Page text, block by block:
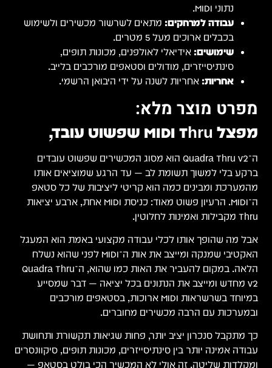
נתוני MIDI.
עבודה למרחקים: מתאים לשרשור מכשירים ולשימוש
בכבלים ארוכים מעל 5 מטרים.
שימושים: אידיאלי לאולפנים, מכונות תופים,
סינתיסייזרים, מודולים וסטאפים מורכבים בלייב.
אחריות: אחריות לשנה על ידי היבואן הרשמי.
מפרט מוצר מלא:
מפצל MIDI Thru שפשוט עובד,
ה־Quadra Thru v2 הוא מסוג המכשירים שפשוט עובדים
ברקע בלי למשוך תשומת לב — עד הרגע שמוציאים אותו
מהמערכת ומבינים כמה הוא קריטי ליציבות של כל סטאפ
ה־MIDI. הרעיון פשוט מאוד: כניסת ‎MIDI‎ אחת, ארבע יציאות
‎Thru‎ מקבילות ואמינות לחלוטין.
אבל מה שהופך אותו לכלי עבודה מקצועי באמת הוא המעגל
האקטיבי שמנקה ומייצב את אות ה־MIDI לפני שהוא נשלח
הלאה. במקום להעביר את האות כמו שהוא, ה־Quadra Thru
v2 מחדש ומייצב את הנתונים בכל יציאה — דבר שמסייע
במיוחד בשרשראות MIDI ארוכות, בסטאפים מורכבים
ובמערכות עם הרבה מכשירים מחוברים.
כך מתקבל סנכרון יציב יותר, פחות שגיאות תקשורת ותחושת
עבודה אמינה יותר בין סינתיסייזרים, מכונות תופים, סיקוונסרים
ומקלדות שליטה. זה אולי לא המכשיר הכי בולט בסטאפ —